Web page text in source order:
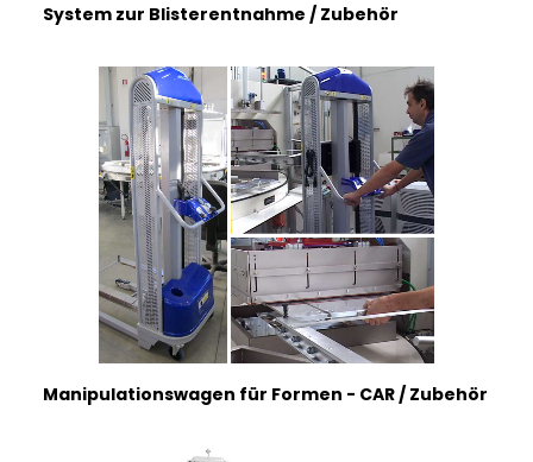
FRANÇAIS
System zur Blisterentnahme / Zubehör
Manipulationswagen für Formen - CAR / Zubehör